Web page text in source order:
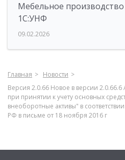
Мебельное производство
1С:УНФ
09.02.2026
Главная
Новости
Версия 2.0.66 Новое в версии
при принятии к учету основных
внеоборотные активы" в
РФ в письме от 18 ноября 2016 г